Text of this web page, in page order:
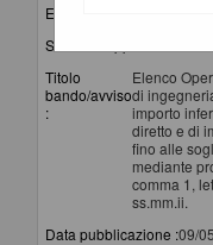
Elenco per :
Stazione appaltante :
Titolo
bando/avviso
:
Elenco
di
importo
diretto e di
fino alle
mediante
comma 1,
ss.mm.ii.
Data pubblicazione :09/